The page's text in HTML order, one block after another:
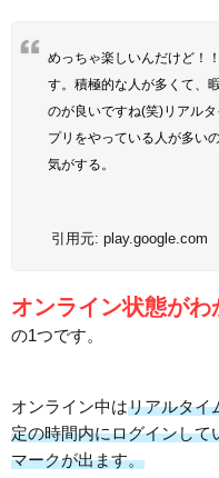
めっちゃ楽しいんだけど！
す。積極的な人が多くて、
のが良いですね(笑)リアル
プリをやっている人が多い
気がする。
引用元: play.google.com
オンライン状態がわ
の1つです。
オンライン中はリアルタイ
定の時間内にログインして
マークが出ます。